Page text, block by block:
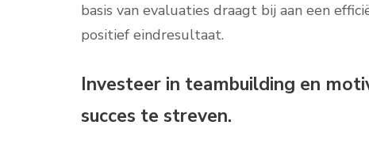
basis van evaluaties draagt bij aan een
positief eindresultaat.
Investeer in teambuilding en
succes te streven.